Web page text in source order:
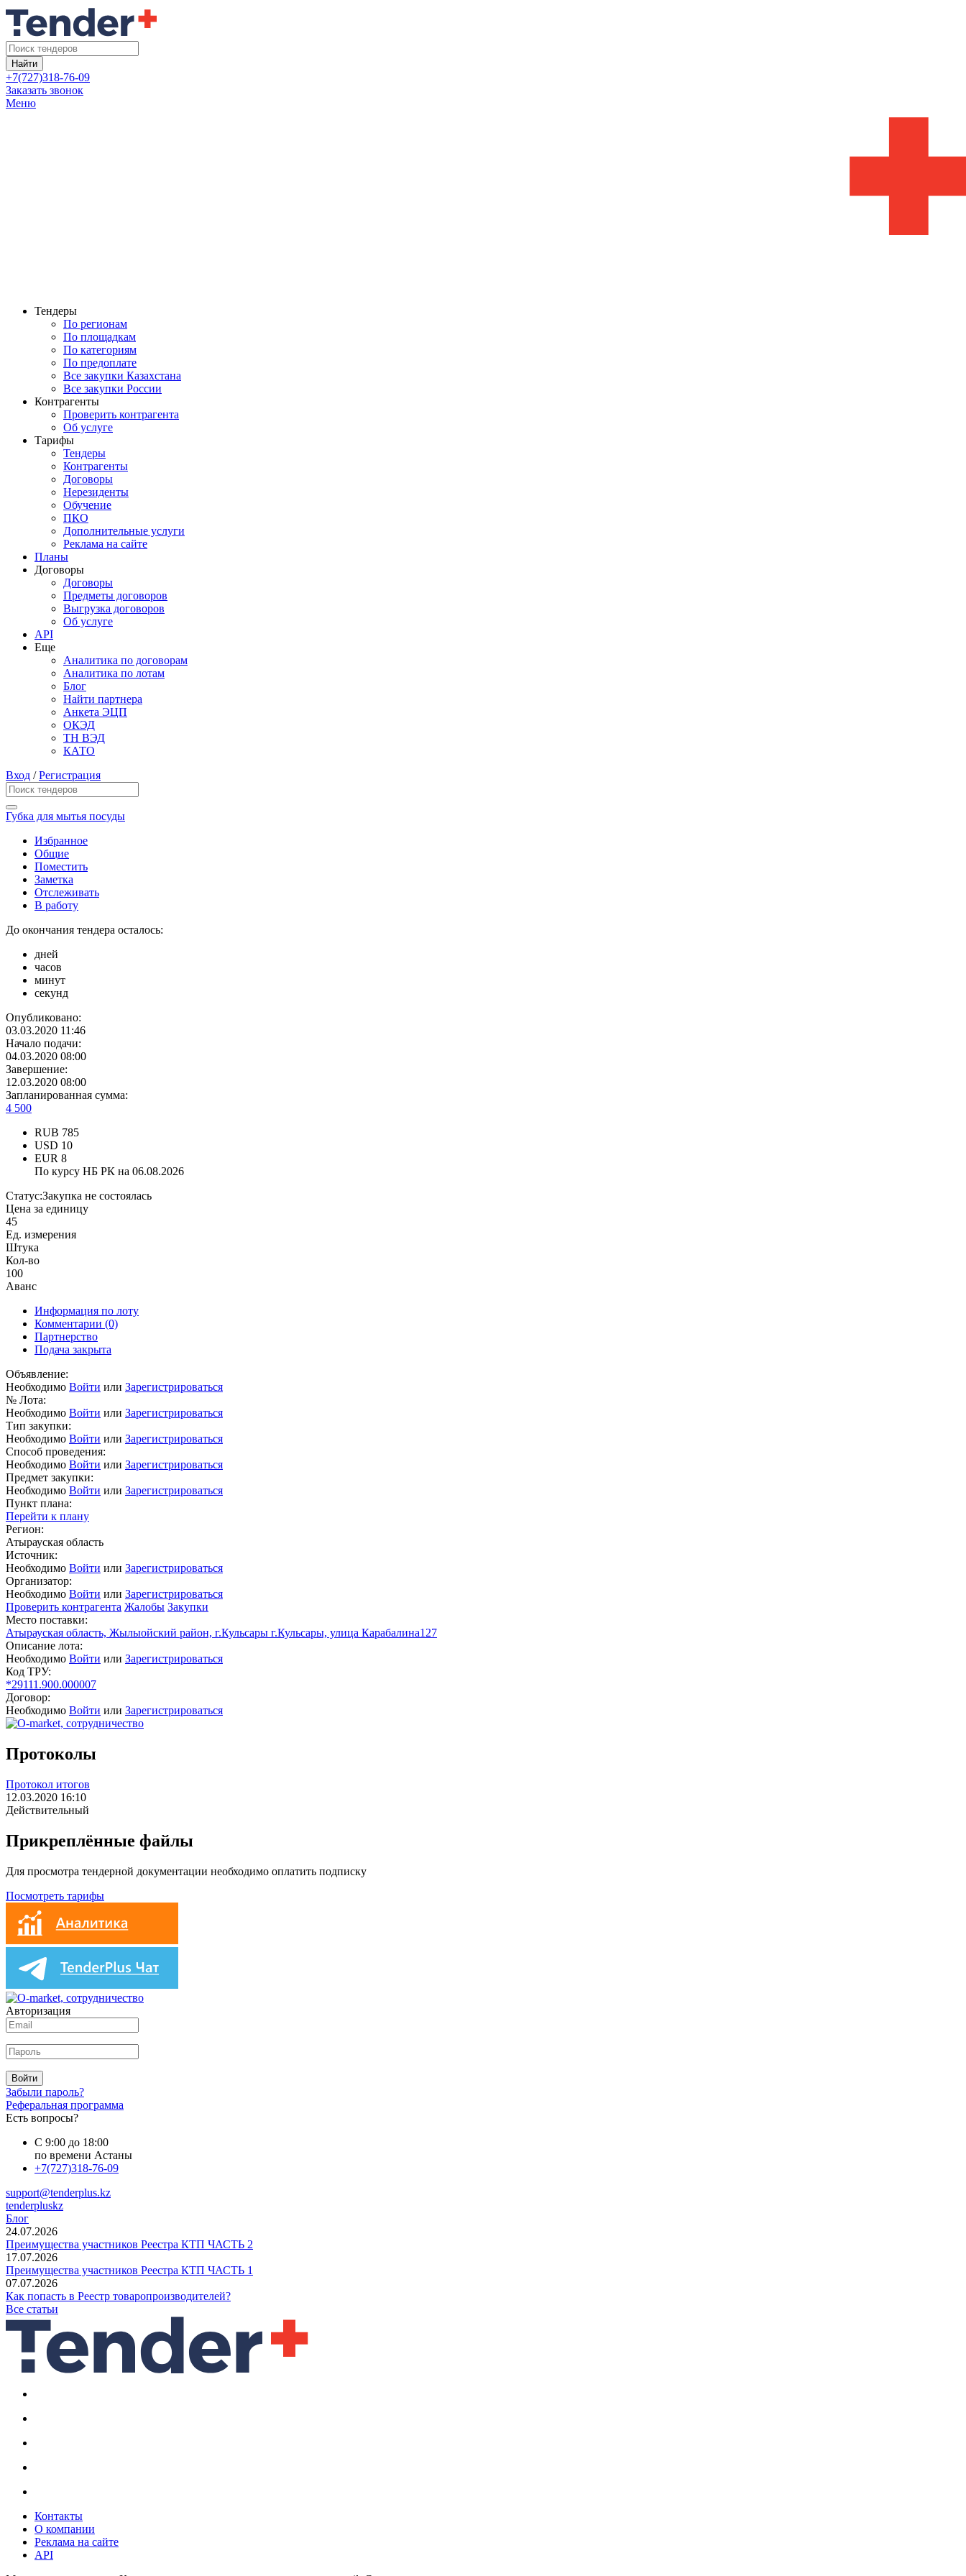
Найти
+7(727)318-76-09
Заказать звонок
Меню
Тендеры
По регионам
По площадкам
По категориям
По предоплате
Все закупки Казахстана
Все закупки России
Контрагенты
Проверить контрагента
Об услуге
Тарифы
Тендеры
Контрагенты
Договоры
Нерезиденты
Обучение
ПКО
Дополнительные услуги
Реклама на сайте
Планы
Договоры
Договоры
Предметы договоров
Выгрузка договоров
Об услуге
API
Еще
Аналитика по договорам
Аналитика по лотам
Блог
Найти партнера
Анкета ЭЦП
ОКЭД
ТН ВЭД
КАТО
Вход /Регистрация
Губка для мытья посуды
Избранное
Общие
Поместить
Заметка
Отслеживать
В работу
До окончания тендера осталось:
дней
часов
минут
секунд
Опубликовано:
03.03.2020 11:46
Начало подачи:
04.03.2020 08:00
Завершение:
12.03.2020 08:00
Запланированная сумма:
4 500
RUB 785
USD 10
EUR 8
По курсу НБ РК на 06.08.2026
Статус:Закупка не состоялась
Цена за единицу
45
Ед. измерения
Штука
Кол-во
100
Аванс
Информация по лоту
Комментарии (0)
Партнерство
Подача закрыта
Объявление:
Необходимо Войти или Зарегистрироваться
№ Лота:
Необходимо Войти или Зарегистрироваться
Тип закупки:
Необходимо Войти или Зарегистрироваться
Способ проведения:
Необходимо Войти или Зарегистрироваться
Предмет закупки:
Необходимо Войти или Зарегистрироваться
Пункт плана:
Перейти к плану
Регион:
Атырауская область
Источник:
Необходимо Войти или Зарегистрироваться
Организатор:
Необходимо Войти или Зарегистрироваться
Проверить контрагента Жалобы Закупки
Место поставки:
Атырауская область, Жылыойский район, г.Кульсары г.Кульсары, улица Карабалина127
Описание лота:
Необходимо Войти или Зарегистрироваться
Код ТРУ:
*29111.900.000007
Договор:
Необходимо Войти или Зарегистрироваться
Протоколы
Протокол итогов
12.03.2020 16:10
Действительный
Прикреплённые файлы
Для просмотра тендерной документации необходимо оплатить подписку
Посмотреть тарифы
Авторизация
Войти
Забыли пароль?
Реферальная программа
Есть вопросы?
С 9:00 до 18:00
по времени Астаны
+7(727)318-76-09
support@tenderplus.kz
tenderpluskz
Блог
24.07.2026
Преимущества участников Реестра КТП ЧАСТЬ 2
17.07.2026
Преимущества участников Реестра КТП ЧАСТЬ 1
07.07.2026
Как попасть в Реестр товаропроизводителей?
Все статьи
Контакты
О компании
Реклама на сайте
API